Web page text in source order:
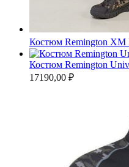
Костюм Remington XM
Костюм Remington
17190,00 ₽